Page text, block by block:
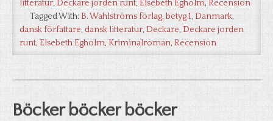
litteratur, Deckare jorden runt, Elsebeth Egholm, Recension
Tagged With:B. Wahlströms förlag,betyg 1, Danmark,
dansk författare, dansk litteratur, Deckare, Deckare jorden
runt, Elsebeth Egholm, Kriminalroman, Recension
Böcker böcker böcker